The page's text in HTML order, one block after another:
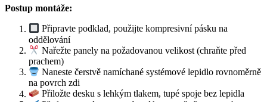
Postup montáže:
Připravte podklad, použijte kompresivní pásku na
oddělování
Nařežte panely na požadovanou velikost (chraňte před
prachem)
Naneste čerstvě namíchané systémové lepidlo rovnoměrně
na povrch zdi
Přiložte desku s lehkým tlakem, tupé spoje bez lepidla